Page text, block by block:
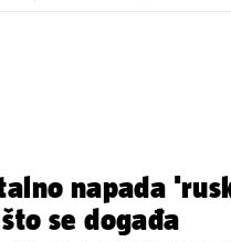
napada
se događa